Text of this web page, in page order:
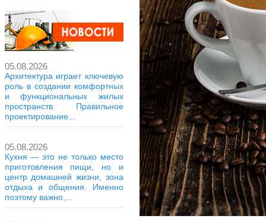
05.08.2026
Архитектура играет ключевую
роль в создании комфортных
и функциональных жилых
пространств. Правильное
проектирование...
05.08.2026
Кухня — это не только место
приготовления пищи, но и
центр домашней жизни, зона
отдыха и общения. Именно
поэтому важно,...